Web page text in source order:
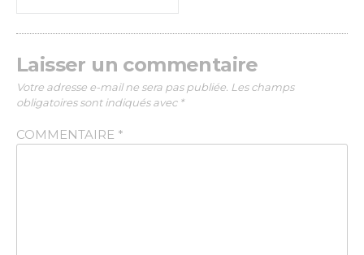
Laisser un commentaire
Votre adresse e-mail ne sera pas publiée. Les champs
obligatoires sont indiqués avec *
COMMENTAIRE *